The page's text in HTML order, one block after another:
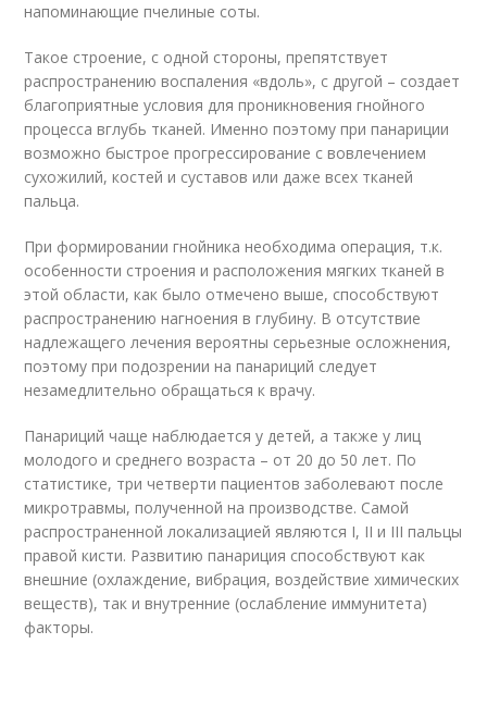
напоминающие пчелиные соты.
Такое строение, с одной стороны, препятствует
распространению воспаления «вдоль», с другой – создает
благоприятные условия для проникновения гнойного
процесса вглубь тканей. Именно поэтому при панариции
возможно быстрое прогрессирование с вовлечением
сухожилий, костей и суставов или даже всех тканей
пальца.
При формировании гнойника необходима операция, т.к.
особенности строения и расположения мягких тканей в
этой области, как было отмечено выше, способствуют
распространению нагноения в глубину. В отсутствие
надлежащего лечения вероятны серьезные осложнения,
поэтому при подозрении на панариций следует
незамедлительно обращаться к врачу.
Панариций чаще наблюдается у детей, а также у лиц
молодого и среднего возраста – от 20 до 50 лет. По
статистике, три четверти пациентов заболевают после
микротравмы, полученной на производстве. Самой
распространенной локализацией являются I, II и III пальцы
правой кисти. Развитию панариция способствуют как
внешние (охлаждение, вибрация, воздействие химических
веществ), так и внутренние (ослабление иммунитета)
факторы.